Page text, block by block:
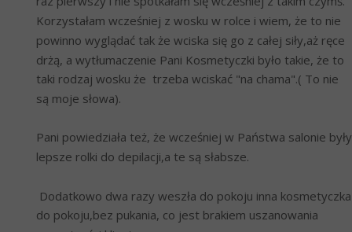
Korzystałam wcześniej z wosku w rolce i wiem, że to nie
powinno wyglądać tak że wciska się go z całej siły,aż ręce
drżą, a wytłumaczenie Pani Kosmetyczki było takie, że to
taki rodzaj wosku że  trzeba wciskać "na chama".( To nie
są moje słowa).
Pani powiedziała też, że wcześniej w Państwa salonie były
lepsze rolki do depilacji,a te są słabsze.
Dodatkowo dwa razy weszła do pokoju inna kosmetyczka
do pokoju,bez pukania, co jest brakiem uszanowania